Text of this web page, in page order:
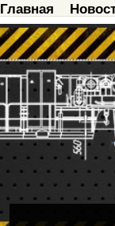
Главная